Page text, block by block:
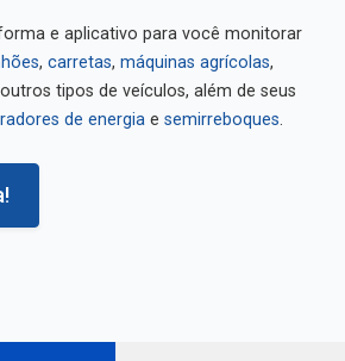
e aplicativo para você monitorar
, carretas, máquinas agrícolas,
tipos de veículos, além de seus
de energia e semirreboques.